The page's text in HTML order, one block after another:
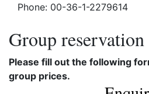
Phone: 00-36-1-2279614
Group reservation
Please fill out the following
group prices.